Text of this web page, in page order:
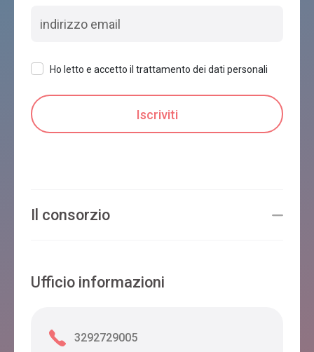
Ho letto e accetto il trattamento dei dati personali
Il consorzio
Ufficio informazioni
3292729005